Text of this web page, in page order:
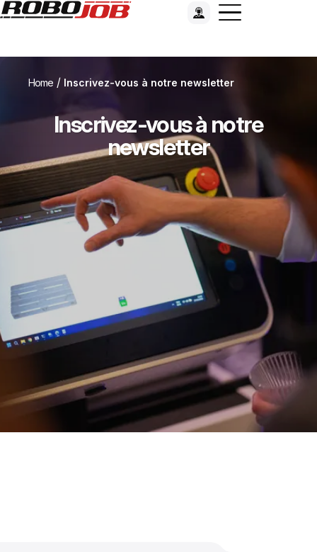
Home / Inscrivez-vous à notre newsletter
Inscrivez-vous à notre
newsletter